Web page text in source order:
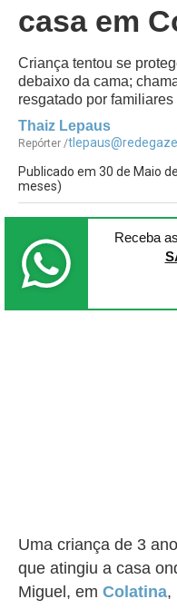
casa em
Criança tentou se
debaixo da cama;
resgatado por
Thaiz Lepaus
Repórter /
Publicado em 30 de Maio
meses)
Receba
Uma criança de 3
que atingiu a casa
Miguel, em Colatina,